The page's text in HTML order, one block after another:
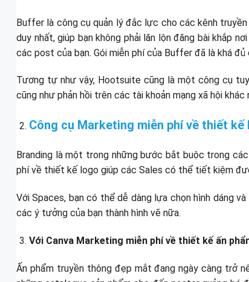
Buffer là công cụ quản lý đắc lực cho các kênh
duy nhất, giúp bạn không phải lăn lộn đăng bài khắp
các post của bạn. Gói miễn phí của Buffer đã là khá
Tương tự như vậy, Hootsuite cũng là một công cụ
cũng như phản hồi trên các tài khoản mạng xã hội
Công cụ Marketing miễn phí về thiết
Branding là một trong những bước bắt buộc trong
phí về thiết kế logo giúp các Sales có thể tiết kiệm
Với Spaces, bạn có thể dễ dàng lựa chọn hình dáng
các ý tưởng của bạn thành hình vẽ nữa.
Với Canva Marketing miễn phí về thiết kế ấn
Ấn phẩm truyền thông đẹp mắt đang ngày càng trở